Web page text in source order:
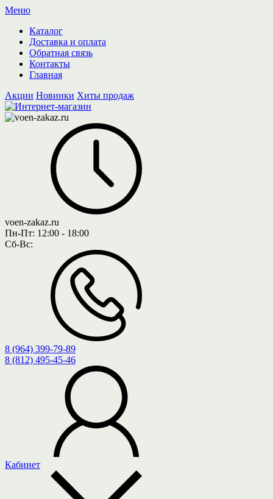
Меню
Каталог
Доставка и оплата
Обратная связь
Контакты
Главная
Акции Новинки Хиты продаж
voen-zakaz.ru
Пн-Пт: 12:00 - 18:00
Сб-Вс:
8 (964) 399-79-89
8 (812) 495-45-46
Кабинет